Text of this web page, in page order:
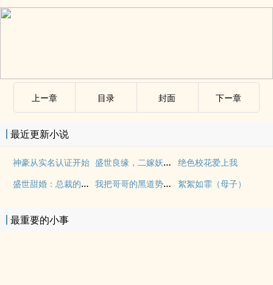
上ー章 目录 封面 下ー章
最近更新小说
神豪从实名认证开始 盛世良缘，二嫁妖孽王爷 绝色校花爱上我
盛世甜婚：总裁的重生妻 我把哥哥的黑道势力睡了（np 含骨科） 絮絮如霏（母子）
最重要的小事